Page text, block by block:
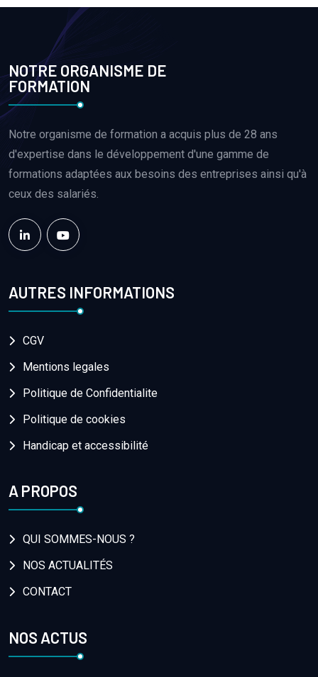
NOTRE ORGANISME DE
FORMATION
Notre organisme de formation a acquis plus de 28 ans
d'expertise dans le développement d'une gamme de
formations adaptées aux besoins des entreprises ainsi qu'à
ceux des salariés.
AUTRES INFORMATIONS
CGV
Mentions legales
Politique de Confidentialite
Politique de cookies
Handicap et accessibilité
A PROPOS
QUI SOMMES-NOUS ?
NOS ACTUALITÉS
CONTACT
NOS ACTUS